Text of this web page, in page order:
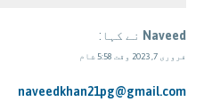
Naveed نے کہا:
فروری 7, 2023 وقت 5:58 شام
naveedkhan21pg@gmail.com